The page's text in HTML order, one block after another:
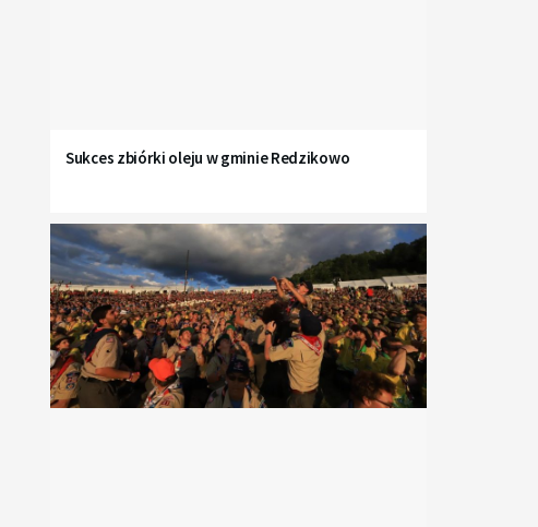
Sukces zbiórki oleju w gminie Redzikowo